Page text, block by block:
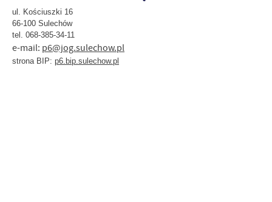
ul. Kościuszki 16
66-100 Sulechów
tel. 068-385-34-11
e-mail: p6@jog.sulechow.pl
strona BIP: p6.bip.sulechow.pl